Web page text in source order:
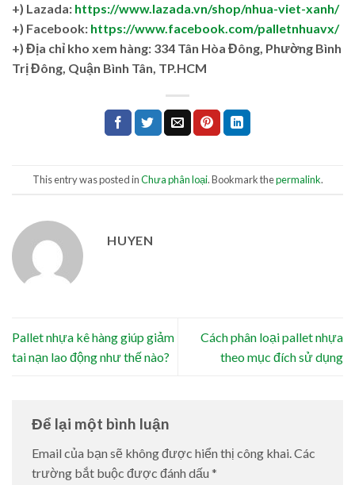
+) Lazada: https://www.lazada.vn/shop/nhua-viet-xanh/
+) Facebook: https://www.facebook.com/palletnhuavx/
+) Địa chỉ kho xem hàng: 334 Tân Hòa Đông, Phường Bình
Trị Đông, Quận Bình Tân, TP.HCM
This entry was posted inChưa phân loại. Bookmark thepermalink.
HUYEN
Pallet nhựa kê hàng giúp giảm
tai nạn lao động như thế nào?
Cách phân loại pallet nhựa
theo mục đích sử dụng
Để lại một bình luận
Email của bạn sẽ không được hiển thị công khai.Các
trường bắt buộc được đánh dấu *